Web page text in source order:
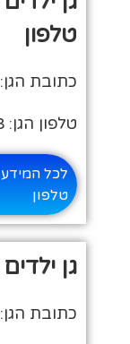
טלפון
כתובת
טלפון הגן: 04-6945128
לכל המידע
טלפון
גן
כתובת